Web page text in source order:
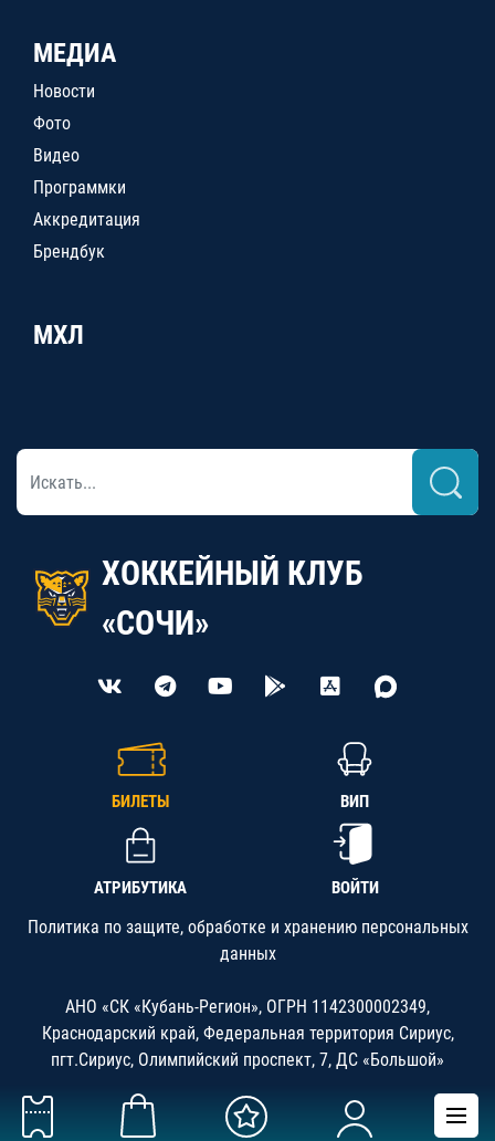
МЕДИА
Новости
Фото
Видео
Программки
Аккредитация
Брендбук
МХЛ
ХОККЕЙНЫЙ КЛУБ
«СОЧИ»
БИЛЕТЫ ВИП
АТРИБУТИКА ВОЙТИ
Политика по защите, обработке и хранению персональных
данных
АНО «СК «Кубань-Регион», ОГРН 1142300002349,
Краснодарский край, Федеральная территория Сириус,
пгт.Сириус, Олимпийский проспект, 7, ДС «Большой»